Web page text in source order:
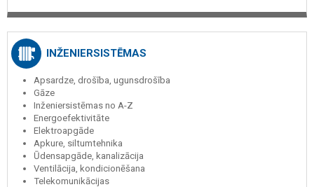
INŽENIERSISTĒMAS
Apsardze, drošība, ugunsdrošība
Gāze
Inženiersistēmas no A-Z
Energoefektivitāte
Elektroapgāde
Apkure, siltumtehnika
Ūdensapgāde, kanalizācija
Ventilācija, kondicionēšana
Telekomunikācijas